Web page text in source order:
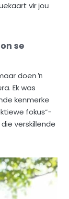
vir jou
se
doen ŉ
Ek was
kenmerke
fokus”-
verskillende